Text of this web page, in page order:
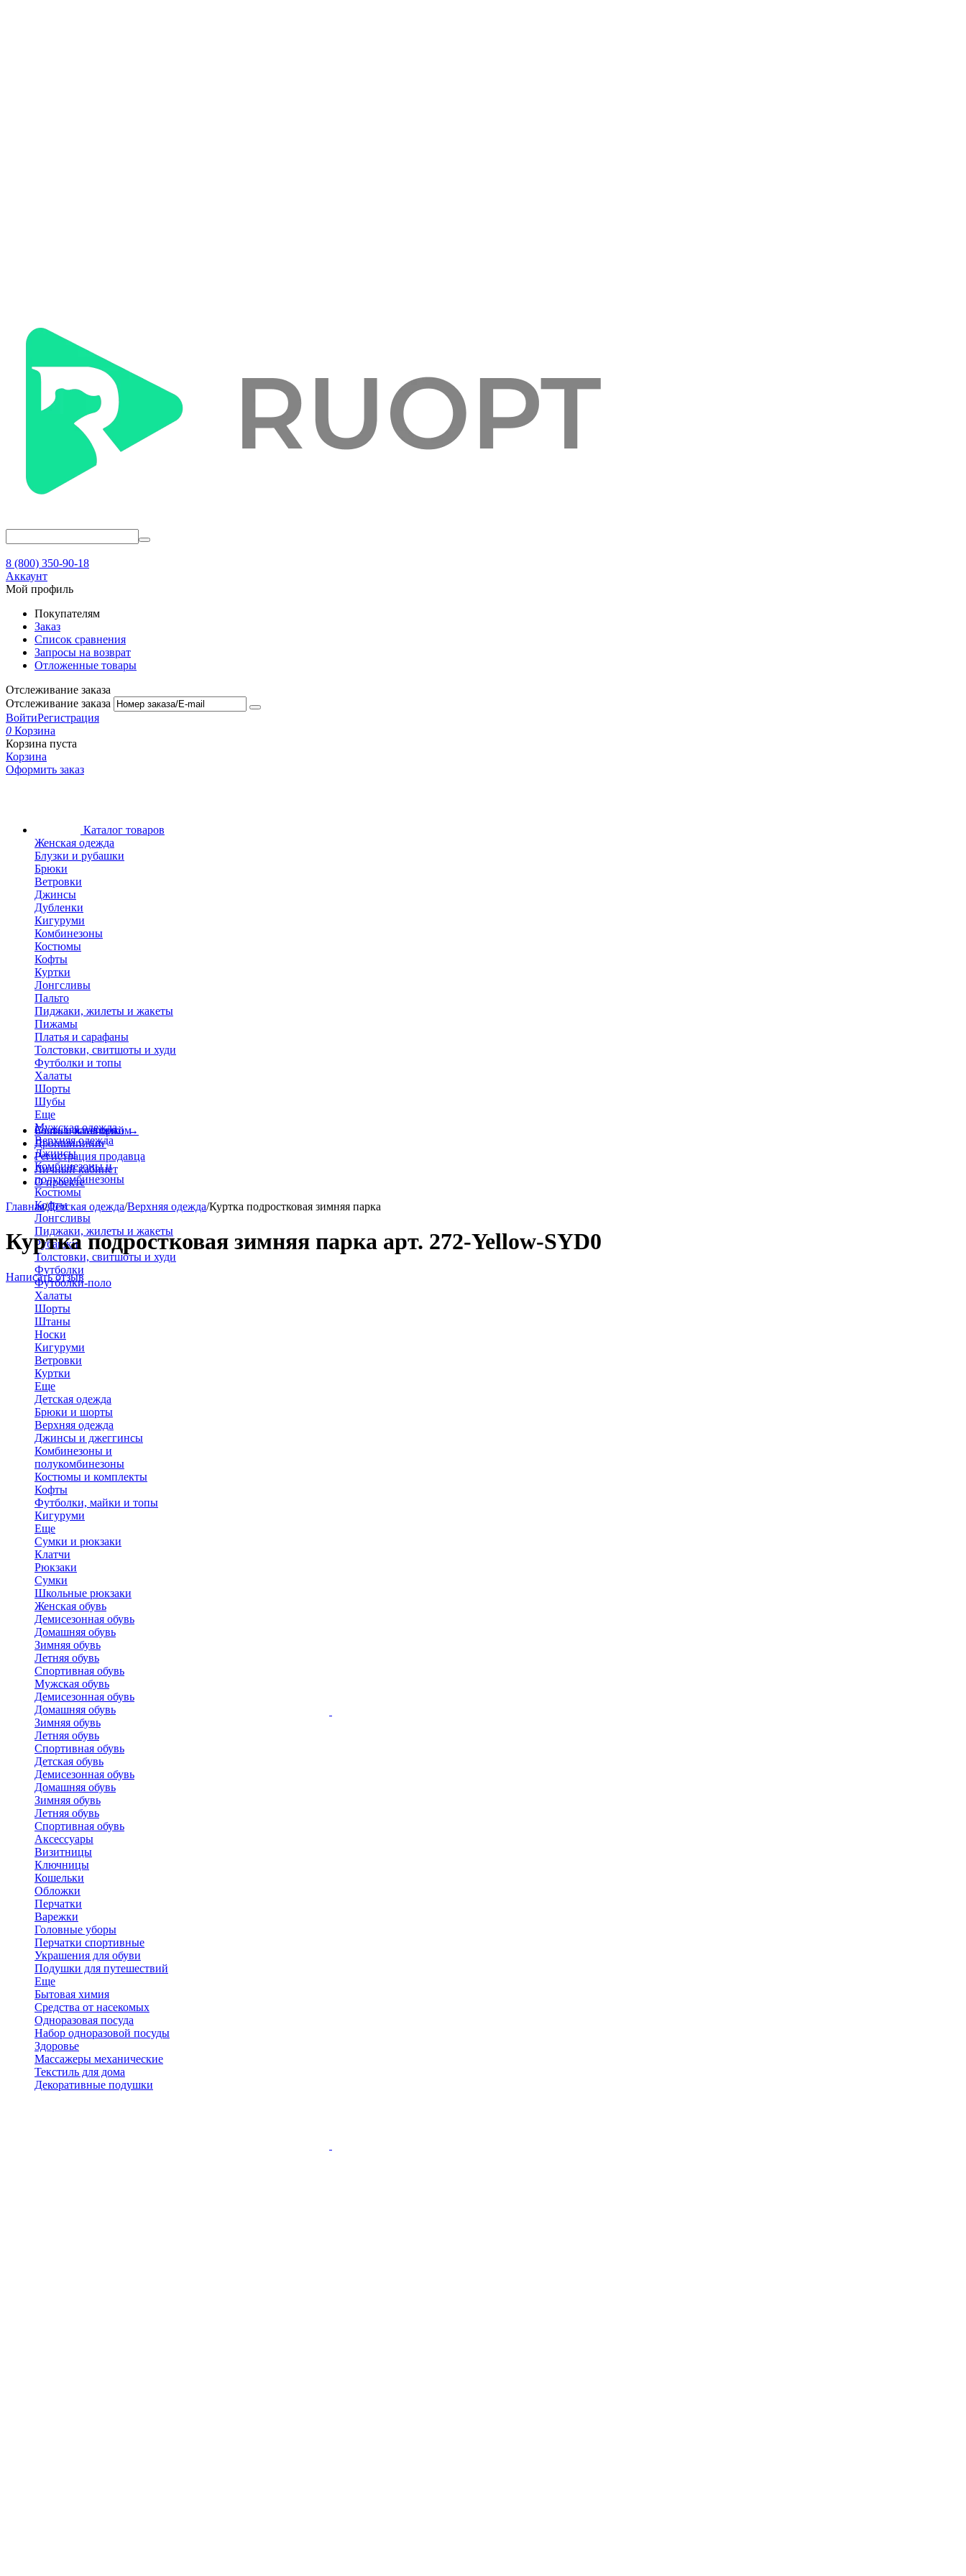
8 (800) 350-90-18
Аккаунт
Мой профиль
Покупателям
Заказ
Список сравнения
Запросы на возврат
Отложенные товары
Отслеживание заказа
Отслеживание заказа
ВойтиРегистрация
0 Корзина
Корзина пуста
Корзина
Оформить заказ
Каталог товаров
Женская одежда
Блузки и рубашки
Брюки
Ветровки
Джинсы
Дубленки
Кигуруми
Комбинезоны
Костюмы
Кофты
Куртки
Лонгсливы
Пальто
Пиджаки, жилеты и жакеты
Пижамы
Платья и сарафаны
Толстовки, свитшоты и худи
Футболки и топы
Халаты
Шорты
Шубы
Еще
Мужская одежда
Верхняя одежда
Джинсы
Комбинезоны и
полукомбинезоны
Костюмы
Кофты
Лонгсливы
Пиджаки, жилеты и жакеты
Рубашки
Толстовки, свитшоты и худи
Футболки
Футболки-поло
Халаты
Шорты
Штаны
Носки
Кигуруми
Ветровки
Куртки
Еще
Детская одежда
Брюки и шорты
Верхняя одежда
Джинсы и джеггинсы
Комбинезоны и
полукомбинезоны
Костюмы и комплекты
Кофты
Футболки, майки и топы
Кигуруми
Еще
Сумки и рюкзаки
Клатчи
Рюкзаки
Сумки
Школьные рюкзаки
Женская обувь
Демисезонная обувь
Домашняя обувь
Зимняя обувь
Летняя обувь
Спортивная обувь
Мужская обувь
Демисезонная обувь
Домашняя обувь
Зимняя обувь
Летняя обувь
Спортивная обувь
Детская обувь
Демисезонная обувь
Домашняя обувь
Зимняя обувь
Летняя обувь
Спортивная обувь
Аксессуары
Визитницы
Ключницы
Кошельки
Обложки
Перчатки
Варежки
Головные уборы
Перчатки спортивные
Украшения для обуви
Подушки для путешествий
Еще
Бытовая химия
Средства от насекомых
Одноразовая посуда
Набор одноразовой посуды
Здоровье
Массажеры механические
Текстиль для дома
Декоративные подушки
Больше категорий→
Стать поставщиком
Дропшиппинг
Регистрация продавца
Личный кабинет
О проекте
Главная/Детская одежда/Верхняя одежда/Куртка подростковая зимняя парка
Куртка подростковая зимняя парка арт. 272-Yellow-SYD0
Написать отзыв